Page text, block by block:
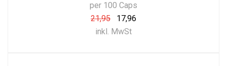
per 100 Caps
21,95
17,96
inkl. MwSt